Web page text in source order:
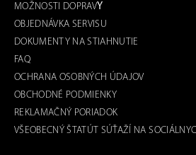
MOŽNOSTI DOPRAVY
OBJEDNÁVKA SERVISU
DOKUMENTY NA STIAHNUTIE
FAQ
OCHRANA OSOBNÝCH ÚDAJOV
OBCHODNÉ PODMIENKY
REKLAMAČNÝ PORIADOK
VŠEOBECNÝ ŠTATÚT SÚŤAŽÍ NA